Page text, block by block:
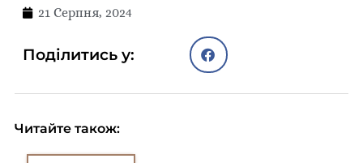
21 Серпня, 2024
Поділитись у:
Читайте також: